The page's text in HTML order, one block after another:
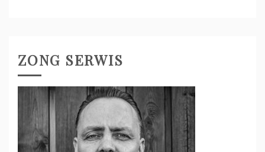
ZONG SERWIS